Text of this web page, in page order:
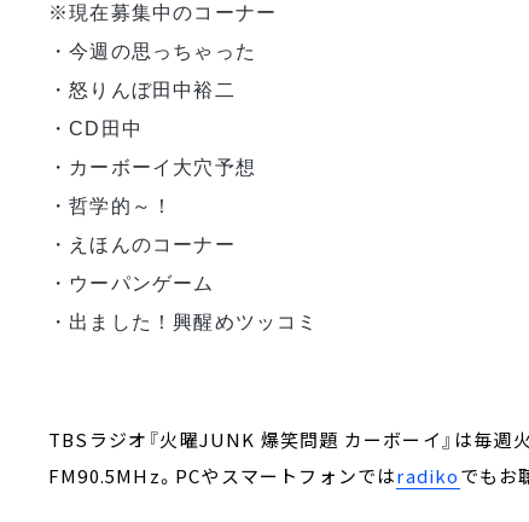
※現在募集中のコーナー
・今週の思っちゃった
・怒りんぼ田中裕二
・CD田中
・カーボーイ大穴予想
・哲学的～！
・えほんのコーナー
・ウーパンゲーム
・出ました！興醒めツッコミ
TBSラジオ『火曜JUNK 爆笑問題 カーボーイ』は毎週
FM90.5MHz。PCやスマートフォンではradikoでもお